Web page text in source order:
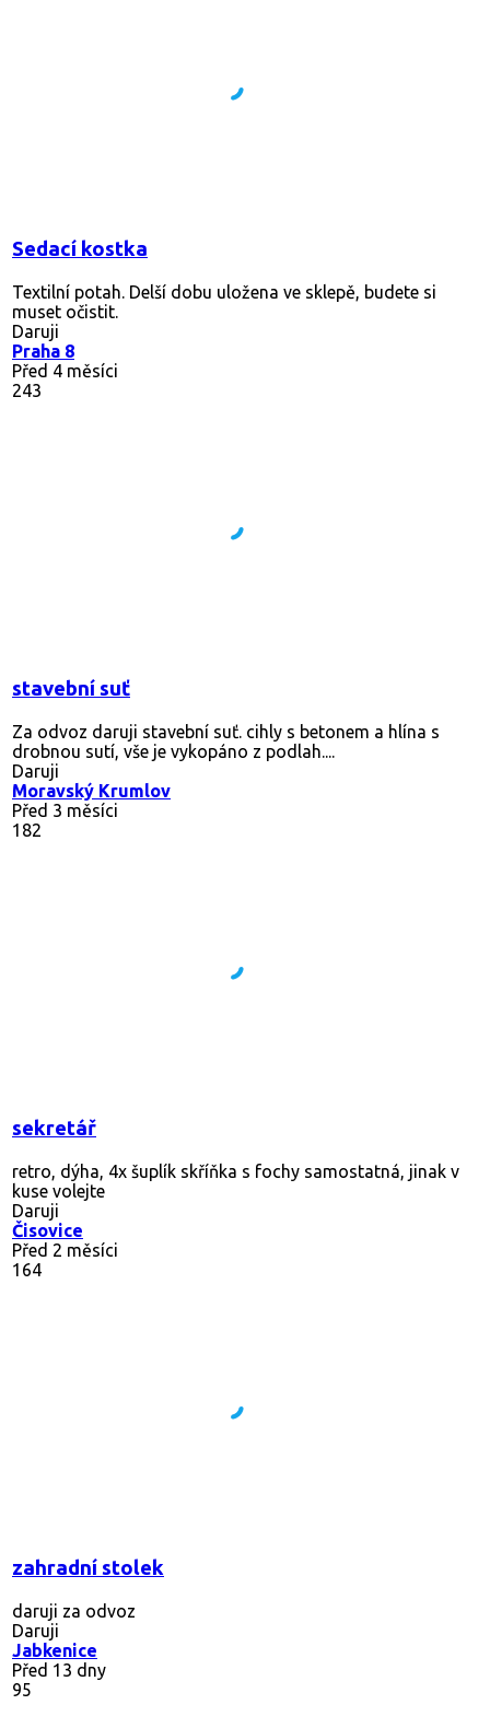
Sedací kostka
Textilní potah. Delší dobu uložena ve sklepě, budete si
muset očistit.
Daruji
Praha 8
Před 4 měsíci
243
stavební suť
Za odvoz daruji stavební suť. cihly s betonem a hlína s
drobnou sutí, vše je vykopáno z podlah....
Daruji
Moravský Krumlov
Před 3 měsíci
182
sekretář
retro, dýha, 4x šuplík skříňka s fochy samostatná, jinak v
kuse volejte
Daruji
Čisovice
Před 2 měsíci
164
zahradní stolek
daruji za odvoz
Daruji
Jabkenice
Před 13 dny
95